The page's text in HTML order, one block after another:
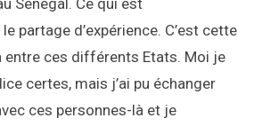
Sénégal. Ce qui est
partage d’expérience. C’est cette
entre ces différents Etats. Moi je
certes, mais j’ai pu échanger
ces personnes-là et je